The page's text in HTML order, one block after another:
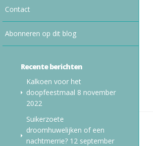
Contact
Abonneren op dit blog
Recente berichten
Kalkoen voor het
doopfeestmaal 8 november
2022
Suikerzoete
droomhuwelijken of een
nachtmerrie? 12 september